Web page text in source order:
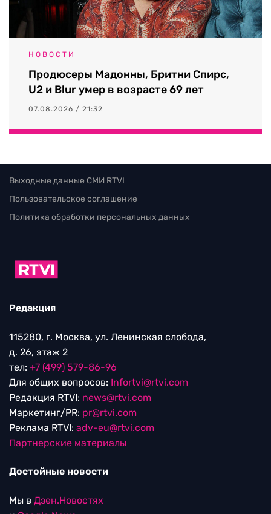
НОВОСТИ
Продюсеры Мадонны, Бритни Спирс,
U2 и Blur умер в возрасте 69 лет
07.08.2026 / 21:32
Выходные данные СМИ RTVI
Пользовательское соглашение
Политика обработки персональных данных
Редакция
115280, г. Москва, ул. Ленинская слобода,
д. 26, этаж 2
тел: +7 (499) 579-86-96
Для общих вопросов: Infortvi@rtvi.com
Редакция RTVI: news@rtvi.com
Маркетинг/PR: pr@rtvi.com
Реклама RTVI: adv-eu@rtvi.com
Партнерские материалы
Достойные новости
Мы в Дзен.Новостях